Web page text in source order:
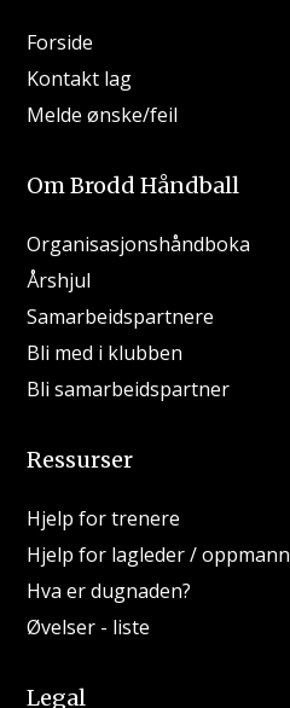
Forside
Kontakt lag
Melde ønske/feil
Om Brodd Håndball
Organisasjonshåndboka
Årshjul
Samarbeidspartnere
Bli med i klubben
Bli samarbeidspartner
Ressurser
Hjelp for trenere
Hjelp for lagleder / oppmann
Hva er dugnaden?
Øvelser - liste
Legal